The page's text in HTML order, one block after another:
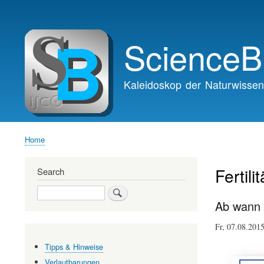
navigation
Kaleidoskop der
Home
Ab
Fr,
Search
Search
Tipps & Hinweise
Verlautbarungen